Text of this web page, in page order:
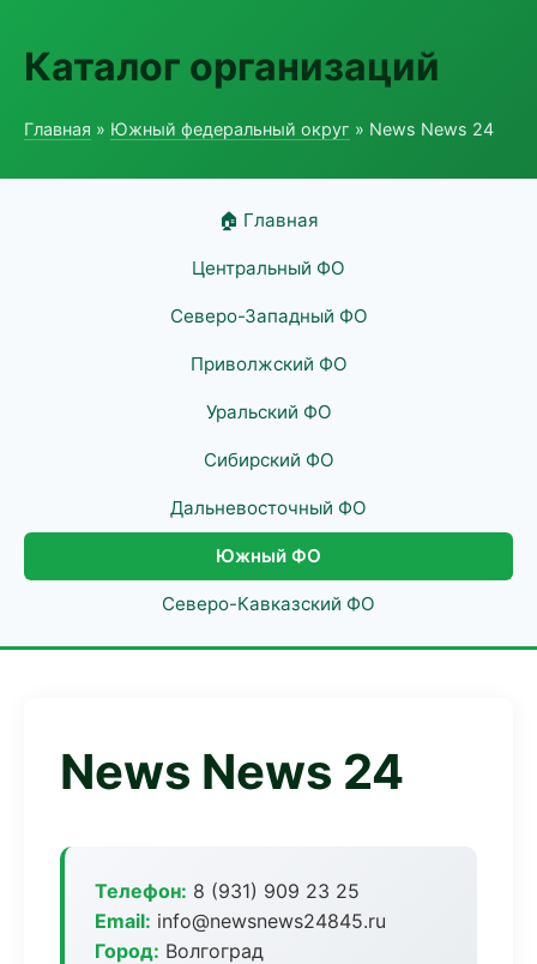
Каталог организаций
Главная » Южный федеральный округ » News News 24
🏠 Главная
Центральный ФО
Северо-Западный ФО
Приволжский ФО
Уральский ФО
Сибирский ФО
Дальневосточный ФО
Южный ФО
Северо-Кавказский ФО
News News 24
Телефон: 8 (931) 909 23 25
Email: info@newsnews24845.ru
Город: Волгоград